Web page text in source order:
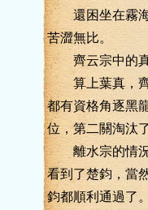
還困坐在霧海
苦澀無比。
齊云宗中的真
算上葉真，齊
都有資格角逐黑
位，第二關淘汰
離水宗的情況
看到了楚鈞，當
鈞都順利通過了。